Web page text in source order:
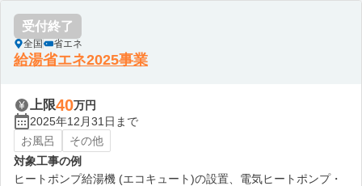
受付終了
全国 省エネ
給湯省エネ2025事業
上限40万円
2025年12月31日まで
お風呂
その他
対象工事の例
ヒートポンプ給湯機 (エコキュート)の設置、電気ヒートポンプ・